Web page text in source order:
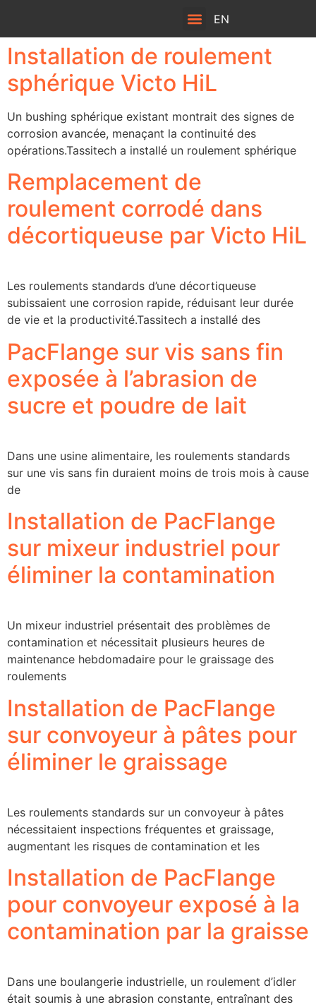
EN
Installation de roulement
sphérique Victo HiL
Un bushing sphérique existant montrait des signes de
corrosion avancée, menaçant la continuité des
opérations.Tassitech a installé un roulement sphérique
Remplacement de
roulement corrodé dans
décortiqueuse par Victo HiL
Les roulements standards d’une décortiqueuse
subissaient une corrosion rapide, réduisant leur durée
de vie et la productivité.Tassitech a installé des
PacFlange sur vis sans fin
exposée à l’abrasion de
sucre et poudre de lait
Dans une usine alimentaire, les roulements standards
sur une vis sans fin duraient moins de trois mois à cause
de
Installation de PacFlange
sur mixeur industriel pour
éliminer la contamination
Un mixeur industriel présentait des problèmes de
contamination et nécessitait plusieurs heures de
maintenance hebdomadaire pour le graissage des
roulements
Installation de PacFlange
sur convoyeur à pâtes pour
éliminer le graissage
Les roulements standards sur un convoyeur à pâtes
nécessitaient inspections fréquentes et graissage,
augmentant les risques de contamination et les
Installation de PacFlange
pour convoyeur exposé à la
contamination par la graisse
Dans une boulangerie industrielle, un roulement d’idler
était soumis à une abrasion constante, entraînant des